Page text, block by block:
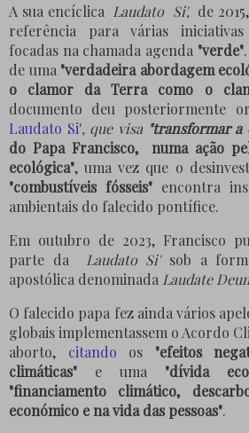
A sua encíclica Laudato Si', de
referência para várias
focadas na chamada agenda "verde"
de uma "verdadeira abordagem
o clamor da Terra como o
documento deu posteriormente
Laudato Si', que visa "transformar
do Papa Francisco, numa ação
ecológica", uma vez que o
"combustíveis fósseis" encontra
ambientais do falecido pontífice.
Em outubro de 2023, Francisco
parte da
Laudato Si'sob a
apostólica denominada Laudate
O falecido papa fez ainda vários
globais implementassem o Acordo
aborto, citando os "efeitos
climáticas" e uma "dívida
"financiamento climático,
económico e na vida das pessoas".